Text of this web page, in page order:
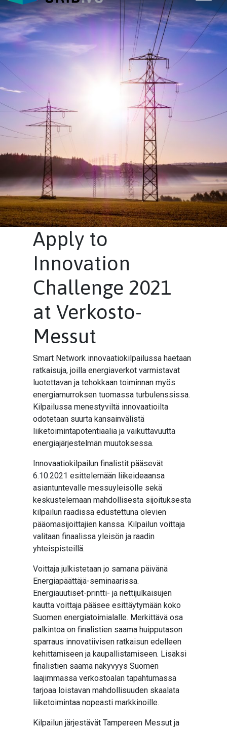
Apply to
Innovation
Challenge 2021
at Verkosto-
Messut
Smart Network innovaatiokilpailussa haetaan
ratkaisuja, joilla energiaverkot varmistavat
luotettavan ja tehokkaan toiminnan myös
energiamurroksen tuomassa turbulenssissa.
Kilpailussa menestyviltä innovaatioilta
odotetaan suurta kansainvälistä
liiketoimintapotentiaalia ja vaikuttavuutta
energiajärjestelmän muutoksessa.
Innovaatiokilpailun finalistit pääsevät
6.10.2021 esittelemään liikeideaansa
asiantuntevalle messuyleisölle sekä
keskustelemaan mahdollisesta sijoituksesta
kilpailun raadissa edustettuna olevien
pääomasijoittajien kanssa. Kilpailun voittaja
valitaan finaalissa yleisön ja raadin
yhteispisteillä.
Voittaja julkistetaan jo samana päivänä
Energiapäättäjä-seminaarissa.
Energiauutiset-printti- ja nettijulkaisujen
kautta voittaja pääsee esittäytymään koko
Suomen energiatoimialalle. Merkittävä osa
palkintoa on finalistien saama huipputason
sparraus innovatiivisen ratkaisun edelleen
kehittämiseen ja kaupallistamiseen. Lisäksi
finalistien saama näkyvyys Suomen
laajimmassa verkostoalan tapahtumassa
tarjoaa loistavan mahdollisuuden skaalata
liiketoimintaa nopeasti markkinoille.
Kilpailun järjestävät Tampereen Messut ja